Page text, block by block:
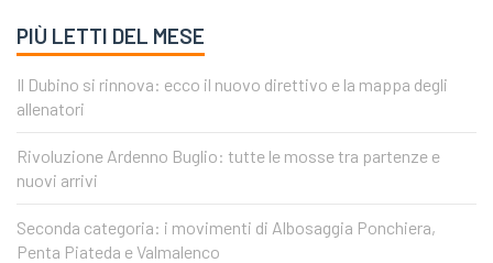
PIÙ LETTI DEL MESE
Il Dubino si rinnova: ecco il nuovo direttivo e la mappa degli
allenatori
Rivoluzione Ardenno Buglio: tutte le mosse tra partenze e
nuovi arrivi
Seconda categoria: i movimenti di Albosaggia Ponchiera,
Penta Piateda e Valmalenco